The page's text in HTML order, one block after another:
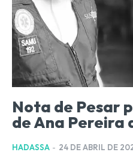
Nota de Pesar
de Ana Pereira
HADASSA - 24 DE ABRIL DE